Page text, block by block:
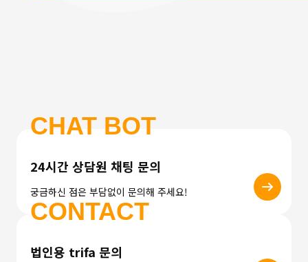
CHAT BOT
24시간 상담원 채팅 문의
궁금하신 점은 부담없이 문의해 주세요!
CONTACT
법인용 trifa 문의